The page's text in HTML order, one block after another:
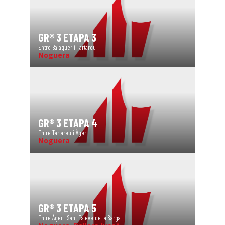
GR® 3 ETAPA 3
Entre Balaguer i Tartareu
Noguera
GR® 3 ETAPA 4
Entre Tartareu i Àger
Noguera
GR® 3 ETAPA 5
Entre Àger i Sant Esteve de la Sarga